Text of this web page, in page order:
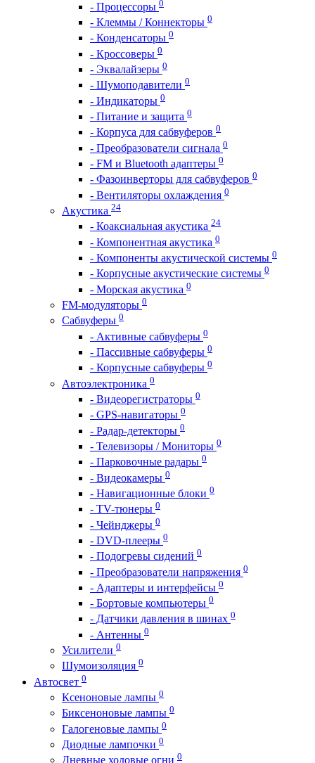
- Процессоры 0
- Клеммы / Коннекторы 0
- Конденсаторы 0
- Кроссоверы 0
- Эквалайзеры 0
- Шумоподавители 0
- Индикаторы 0
- Питание и защита 0
- Корпуса для сабвуферов 0
- Преобразователи сигнала 0
- FM и Bluetooth адаптеры 0
- Фазоинверторы для сабвуферов 0
- Вентиляторы охлаждения 0
Акустика 24
- Коаксиальная акустика 24
- Компонентная акустика 0
- Компоненты акустической системы 0
- Корпусные акустические системы 0
- Морская акустика 0
FM-модуляторы 0
Сабвуферы 0
- Активные сабвуферы 0
- Пассивные сабвуферы 0
- Корпусные сабвуферы 0
Автоэлектроника 0
- Видеорегистраторы 0
- GPS-навигаторы 0
- Радар-детекторы 0
- Телевизоры / Мониторы 0
- Парковочные радары 0
- Видеокамеры 0
- Навигационные блоки 0
- TV-тюнеры 0
- Чейнджеры 0
- DVD-плееры 0
- Подогревы сидений 0
- Преобразователи напряжения 0
- Адаптеры и интерфейсы 0
- Бортовые компьютеры 0
- Датчики давления в шинах 0
- Антенны 0
Усилители 0
Шумоизоляция 0
Автосвет 0
Ксеноновые лампы 0
Биксеноновые лампы 0
Галогеновые лампы 0
Диодные лампочки 0
Дневные ходовые огни 0